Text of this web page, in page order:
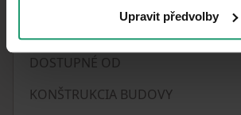
Upravit předvolby
Parametre nehnuteľnosti
DOSTUPNÉ OD
KONŠTRUKCIA BUDOVY